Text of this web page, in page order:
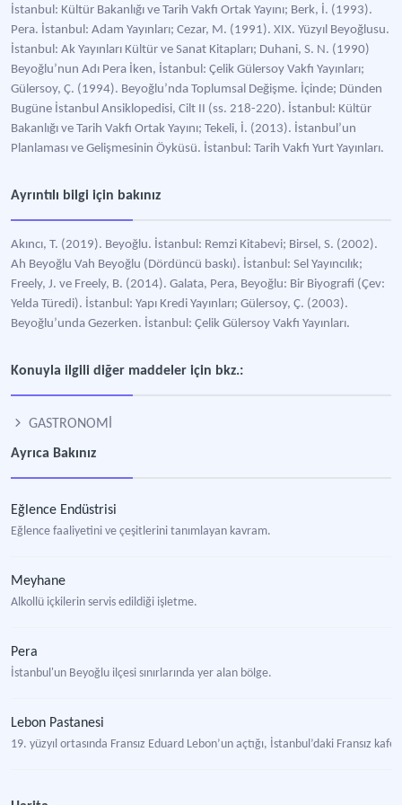
İstanbul: Kültür Bakanlığı ve Tarih Vakfı Ortak Yayını; Berk, İ. (1993).
Pera. İstanbul: Adam Yayınları; Cezar, M. (1991). XIX. Yüzyıl Beyoğlusu.
İstanbul: Ak Yayınları Kültür ve Sanat Kitapları; Duhani, S. N. (1990)
Beyoğlu’nun Adı Pera İken, İstanbul: Çelik Gülersoy Vakfı Yayınları;
Gülersoy, Ç. (1994). Beyoğlu’nda Toplumsal Değişme. İçinde; Dünden
Bugüne İstanbul Ansiklopedisi, Cilt II (ss. 218-220). İstanbul: Kültür
Bakanlığı ve Tarih Vakfı Ortak Yayını; Tekeli, İ. (2013). İstanbul’un
Planlaması ve Gelişmesinin Öyküsü. İstanbul: Tarih Vakfı Yurt Yayınları.
Ayrıntılı bilgi için bakınız
Akıncı, T. (2019). Beyoğlu. İstanbul: Remzi Kitabevi; Birsel, S. (2002).
Ah Beyoğlu Vah Beyoğlu (Dördüncü baskı). İstanbul: Sel Yayıncılık;
Freely, J. ve Freely, B. (2014). Galata, Pera, Beyoğlu: Bir Biyografi (Çev:
Yelda Türedi). İstanbul: Yapı Kredi Yayınları; Gülersoy, Ç. (2003).
Beyoğlu’unda Gezerken. İstanbul: Çelik Gülersoy Vakfı Yayınları.
Konuyla ilgili diğer maddeler için bkz.:
GASTRONOMİ
Ayrıca Bakınız
Eğlence Endüstrisi
Eğlence faaliyetini ve çeşitlerini tanımlayan kavram.
Meyhane
Alkollü içkilerin servis edildiği işletme.
Pera
İstanbul'un Beyoğlu ilçesi sınırlarında yer alan bölge.
Lebon Pastanesi
19. yüzyıl ortasında Fransız Eduard Lebon’un açtığı, İstanbul’daki Fransız